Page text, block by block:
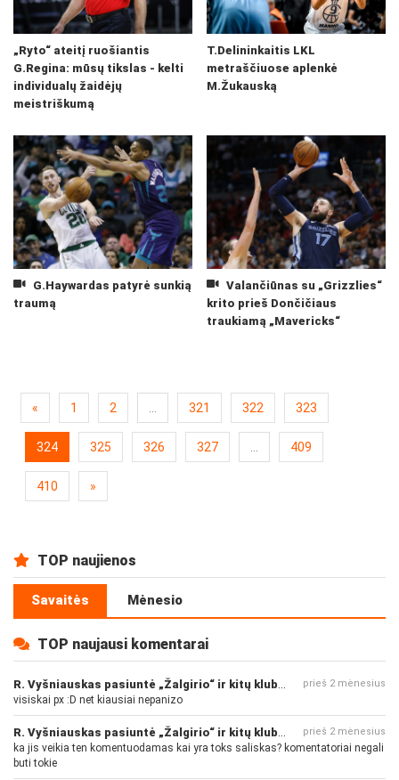
„Ryto“ ateitį ruošiantis
G.Regina: mūsų tikslas - kelti
individualų žaidėjų
meistriškumą
T.Delininkaitis LKL
metraščiuose aplenkė
M.Žukauską
G.Haywardas patyrė sunkią
traumą
Valančiūnas su „Grizzlies“
krito prieš Dončičiaus
traukiamą „Mavericks“
« 1 2 321 322 323
324 325 326 327 409
410 »
TOP naujienos
Savaitės Mėnesio
TOP naujausi komentarai
prieš 2 mėnesius
visiskai px :D net kiausiai nepanizo
prieš 2 mėnesius
ka jis veikia ten komentuodamas kai yra toks saliskas? komentatoriai negali
buti tokie